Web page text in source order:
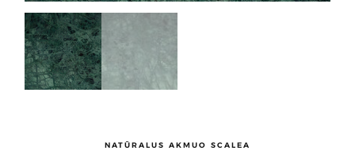
NATŪRALUS AKMUO SCALEA